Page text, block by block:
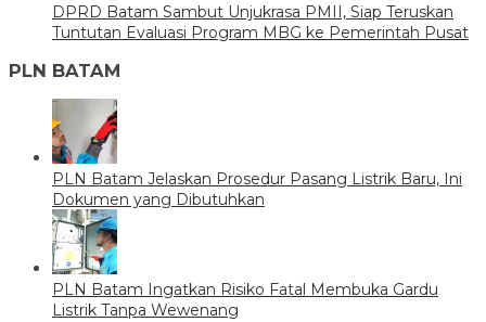
DPRD Batam Sambut Unjukrasa PMII, Siap Teruskan
Tuntutan Evaluasi Program MBG ke Pemerintah Pusat
PLN BATAM
PLN Batam Jelaskan Prosedur Pasang Listrik Baru, Ini
Dokumen yang Dibutuhkan
PLN Batam Ingatkan Risiko Fatal Membuka Gardu
Listrik Tanpa Wewenang